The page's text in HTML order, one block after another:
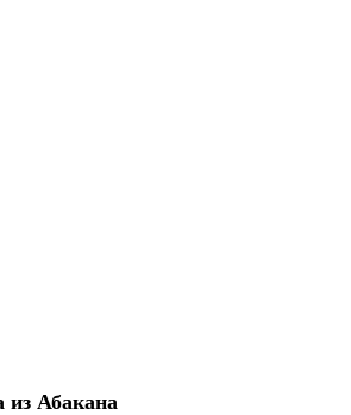
из Абакана